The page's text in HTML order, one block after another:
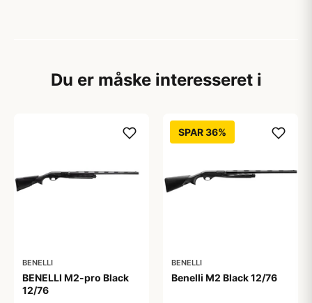
Du er måske interesseret i
BENELLI
BENELLI M2-pro Black
12/76
SPAR 36%
BENELLI
Benelli M2 Black 12/76